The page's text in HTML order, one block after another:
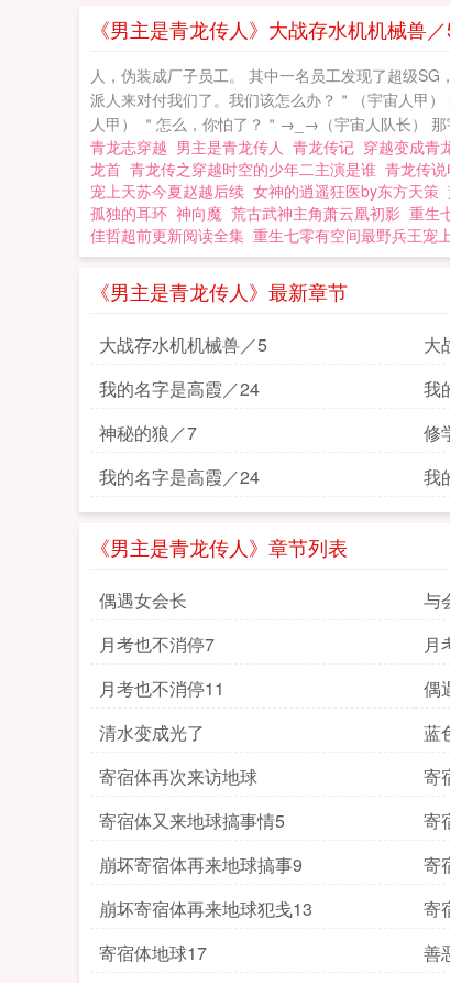
《男主是青龙传人》大战存水机机械兽
人，伪装成厂子员工。 其中一名员工发现了超级
派人来对付我们了。我们该怎么办？＂（宇宙人甲
人甲） ＂怎么，你怕了？＂→_→（宇宙人队长） 那
青龙志穿越 男主是青龙传人 青龙传记 穿越变成青
龙首 青龙传之穿越时空的少年二主演是谁 青龙传
宠上天苏今夏赵越后续 女神的逍遥狂医by东方天策
孤独的耳环 神向魔 荒古武神主角萧云凰初影 重生
佳哲超前更新阅读全集 重生七零有空间最野兵王宠
《男主是青龙传人》最新章节
大战存水机机械兽／5 大
我的名字是高霞／24
我
神秘的狼／7
修
我的名字是高霞／24
我
《男主是青龙传人》章节列表
偶遇女会长 与
月考也不消停7
月
月考也不消停11
偶
清水变成光了
蓝
寄宿体再次来访地球
寄
寄宿体又来地球搞事情5
寄
崩坏寄宿体再来地球搞事9
寄
崩坏寄宿体再来地球犯戋13
寄
寄宿体地球17
善